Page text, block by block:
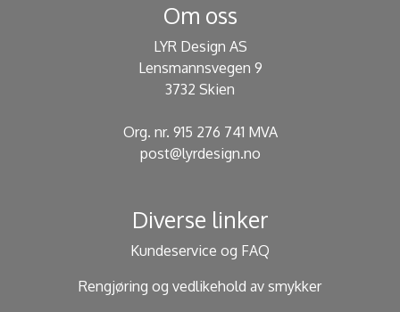
Om oss
LYR Design AS
Lensmannsvegen 9
3732 Skien
Org. nr. 915 276 741 MVA
post@lyrdesign.no
Diverse linker
Kundeservice og FAQ
Rengjøring og vedlikehold av smykker